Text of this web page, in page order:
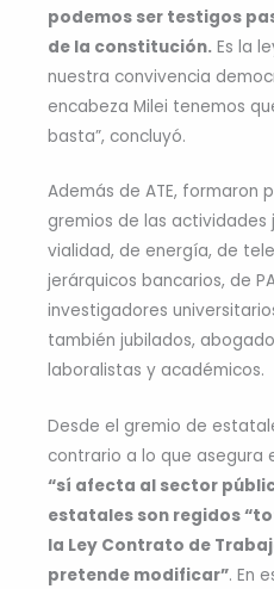
podemos ser testigos
de la constitución. Es la
nuestra convivencia
encabeza Milei tenemos
basta”, concluyó.
Además de ATE, formaron
gremios de las actividades
vialidad, de energía, de
jerárquicos bancarios, de
investigadores
también jubilados,
laboralistas y académicos.
Desde el gremio de
contrario a lo que asegura
“sí afecta al sector
estatales son regidos
la Ley Contrato de
pretende modificar”. En